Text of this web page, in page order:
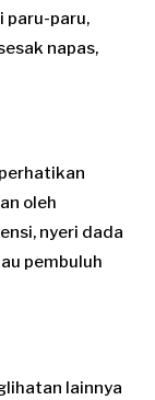
paru-paru,
napas,
oleh
nyeri dada
pembuluh
lainnya